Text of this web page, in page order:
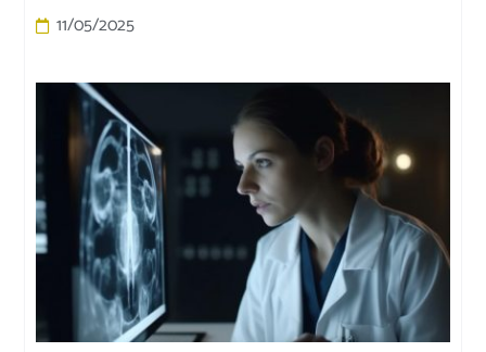
11/05/2025